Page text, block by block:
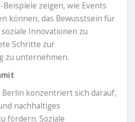
Beispiele zeigen, wie Events
können, das Bewusstsein für
Innovationen zu
Schritte zur
zu unternehmen.
konzentriert sich darauf,
nachhaltiges
fördern. Soziale